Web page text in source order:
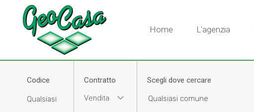
Home L'agenzia
Codice
Contratto
Vendita
Scegli dove cercare